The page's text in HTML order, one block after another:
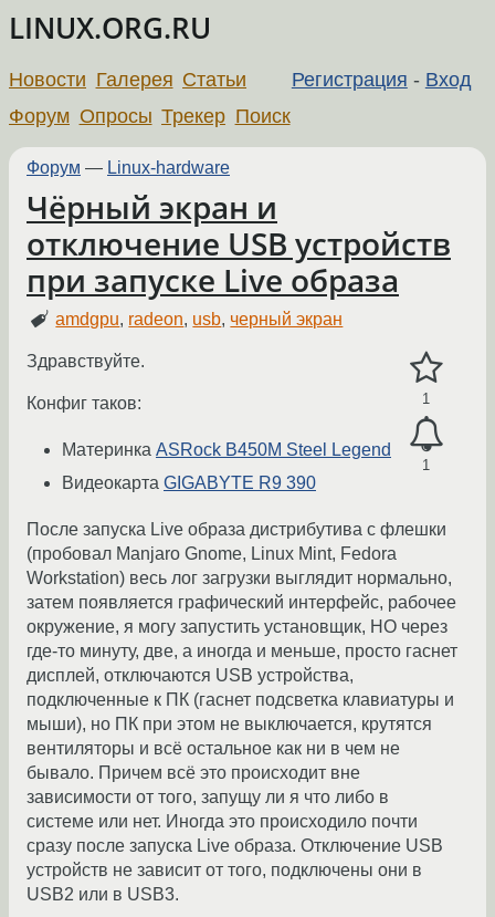
LINUX.ORG.RU
Регистрация - Вход
Новости Галерея Статьи
Форум Опросы Трекер Поиск
Форум — Linux-hardware
Чёрный экран и
отключение USB устройств
при запуске Live образа
amdgpu, radeon, usb, черный экран
1
1
Здравствуйте.
Конфиг таков:
Материнка ASRock B450M Steel Legend
Видеокарта GIGABYTE R9 390
После запуска Live образа дистрибутива с флешки
(пробовал Manjaro Gnome, Linux Mint, Fedora
Workstation) весь лог загрузки выглядит нормально,
затем появляется графический интерфейс, рабочее
окружение, я могу запустить установщик, НО через
где-то минуту, две, а иногда и меньше, просто гаснет
дисплей, отключаются USB устройства,
подключенные к ПК (гаснет подсветка клавиатуры и
мыши), но ПК при этом не выключается, крутятся
вентиляторы и всё остальное как ни в чем не
бывало. Причем всё это происходит вне
зависимости от того, запущу ли я что либо в
системе или нет. Иногда это происходило почти
сразу после запуска Live образа. Отключение USB
устройств не зависит от того, подключены они в
USB2 или в USB3.